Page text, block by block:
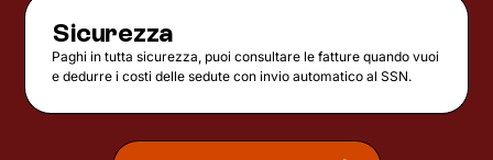
Sicurezza
Paghi in tutta sicurezza, puoi consultare le fatture quando vuoi
e dedurre i costi delle sedute con invio automatico al SSN.